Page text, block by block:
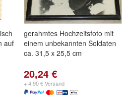
auf
gerahmtes Hochzeitsfoto mit
einem unbekannten Soldaten
ca. 31,5 x 25,5 cm
20,24 €
+ 4,90 € Versand